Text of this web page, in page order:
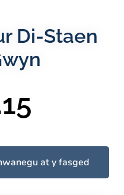
Di-Staen
at y fasged